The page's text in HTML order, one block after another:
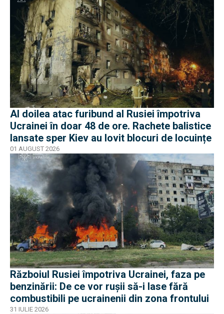
Al doilea atac furibund al Rusiei împotriva
Ucrainei în doar 48 de ore. Rachete balistice
lansate sper Kiev au lovit blocuri de locuințe
01 AUGUST 2026
Războiul Rusiei împotriva Ucrainei, faza pe
benzinării: De ce vor rușii să-i lase fără
combustibili pe ucrainenii din zona frontului
31 IULIE 2026